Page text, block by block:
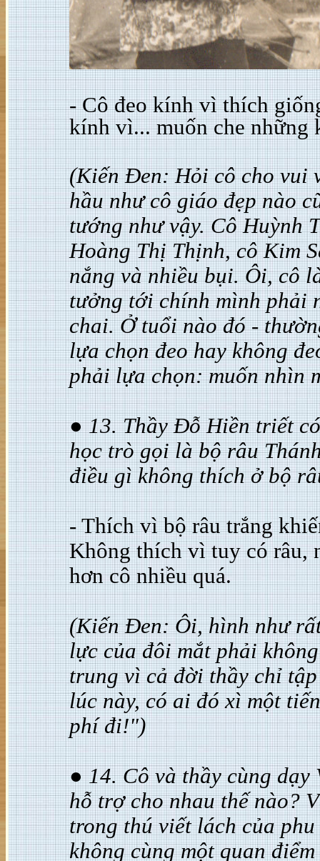
- Cô đeo kính vì thích
kính vì... muốn che những
(Kiến Đen: Hỏi cô cho vui
hầu như cô giáo đẹp nào
tướng như vậy. Cô Huỳnh
Hoàng Thị Thịnh, cô Kim
nắng và nhiều bụi. Ôi, cô
tưởng tới chính mình phải
chai. Ở tuổi nào đó -
lựa chọn đeo hay không
phải lựa chọn: muốn nhìn
● 13. Thầy Đỗ Hiền triết
học trò gọi là bộ râu
điều gì không thích ở bộ
- Thích vì bộ râu trắng
Không thích vì tuy có râu,
hơn cô nhiều quá.
(Kiến Đen: Ôi, hình như
lực của đôi mắt phải
trung vì cả đời thầy chỉ
lúc này, có ai đó xì một
phí đi!")
● 14. Cô và thầy cùng
hỗ trợ cho nhau thế nào?
trong thú viết lách của
không cùng một quan